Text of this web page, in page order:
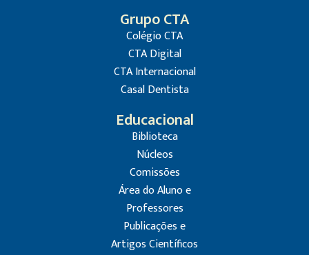
Grupo CTA
Colégio CTA
CTA Digital
CTA Internacional
Casal Dentista
Educacional
Biblioteca
Núcleos
Comissões
Área do Aluno e
Professores
Publicações e
Artigos Científicos